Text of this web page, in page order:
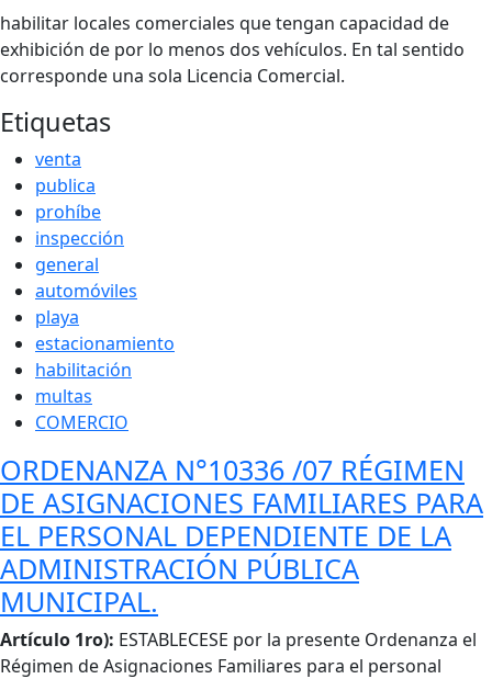
habilitar locales comerciales que tengan capacidad de
exhibición de por lo menos dos vehículos. En tal sentido
corresponde una sola Licencia Comercial.
Etiquetas
venta
publica
prohíbe
inspección
general
automóviles
playa
estacionamiento
habilitación
multas
COMERCIO
ORDENANZA N°10336 /07 RÉGIMEN
DE ASIGNACIONES FAMILIARES PARA
EL PERSONAL DEPENDIENTE DE LA
ADMINISTRACIÓN PÚBLICA
MUNICIPAL.
Cuerpo
Artículo 1ro): ESTABLECESE por la presente Ordenanza el
Régimen de Asignaciones Familiares para el personal